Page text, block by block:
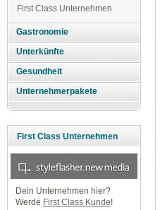
First Class Unternehmen
Gastronomie
Unterkünfte
Gesundheit
Unternehmerpakete
First Class Unternehmen
Dein Unternehmen hier?
Werde First Class Kunde!